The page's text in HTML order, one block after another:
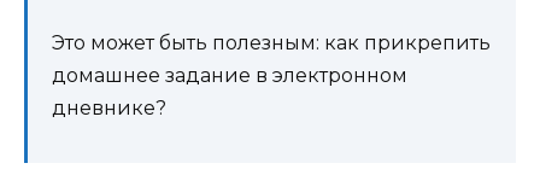
Это может быть полезным: как прикрепить
домашнее задание в электронном
дневнике?